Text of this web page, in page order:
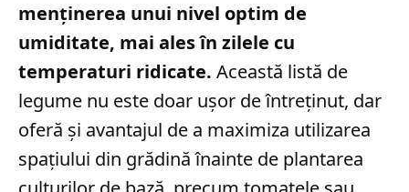
menținerea unui nivel optim de
umiditate, mai ales în zilele cu
temperaturi ridicate. Această listă de
legume nu este doar ușor de întreținut, dar
oferă și avantajul de a maximiza utilizarea
spațiului din grădină înainte de plantarea